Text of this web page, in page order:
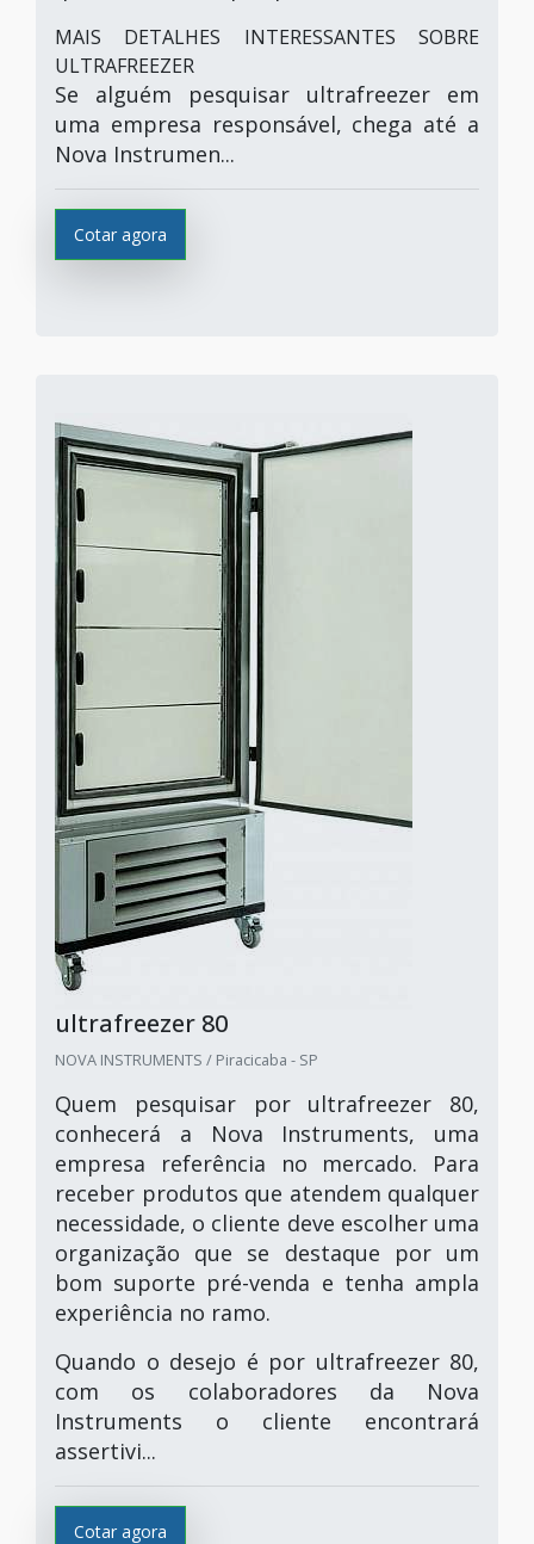
MAIS DETALHES INTERESSANTES SOBRE
ULTRAFREEZER
Se alguém pesquisar ultrafreezer em
uma empresa responsável, chega até a
Nova Instrumen...
Cotar agora
ultrafreezer 80
NOVA INSTRUMENTS / Piracicaba - SP
Quem pesquisar por ultrafreezer 80,
conhecerá a Nova Instruments, uma
empresa referência no mercado. Para
receber produtos que atendem qualquer
necessidade, o cliente deve escolher uma
organização que se destaque por um
bom suporte pré-venda e tenha ampla
experiência no ramo.
Quando o desejo é por ultrafreezer 80,
com os colaboradores da Nova
Instruments o cliente encontrará
assertivi...
Cotar agora